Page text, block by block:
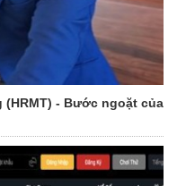
(HRMT) - Bước ngoặt của